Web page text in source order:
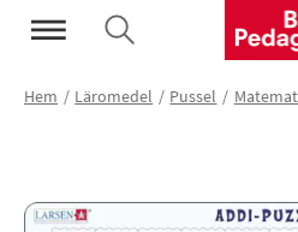
Hem Läromedel Pussel